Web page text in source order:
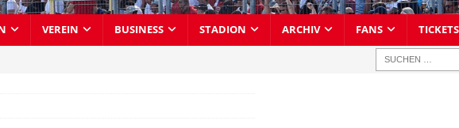
VEREIN BUSINESS STADION ARCHIV FANS TICKETS